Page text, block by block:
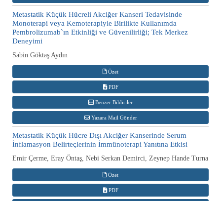
Metastatik Küçük Hücreli Akciğer Kanseri Tedavisinde
Monoterapi veya Kemoterapiyle Birilikte Kullanımda
Pembrolizumab`ın Etkinliği ve Güvenilirliği; Tek Merkez
Deneyimi
Sabin Göktaş Aydın
Özet
PDF
Benzer Bildiriler
Yazara Mail Gönder
Metastatik Küçük Hücre Dışı Akciğer Kanserinde Serum
İnflamasyon Belirteçlerinin İmmünoterapi Yanıtına Etkisi
Emir Çerme, Eray Öntaş, Nebi Serkan Demirci, Zeynep Hande Turna
Özet
PDF